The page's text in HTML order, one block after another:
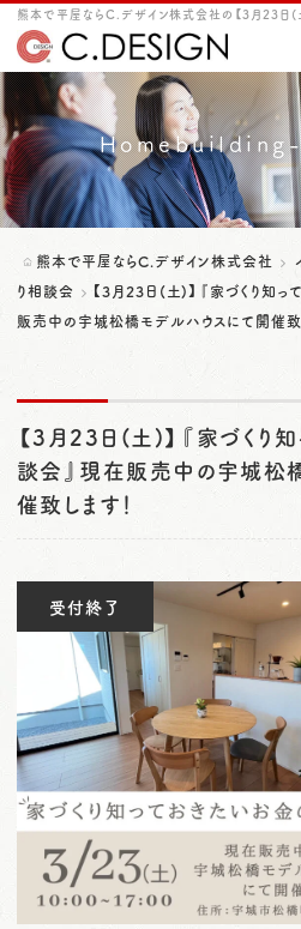
熊本で平屋ならC.デザイン株式会社
り相談会
【3月23日(土)】『家づくり知
販売中の宇城松橋モデルハウスにて開催致
【3月23日(土)】『家づくり
談会』現在販売中の宇城松
催致します！
受付終了